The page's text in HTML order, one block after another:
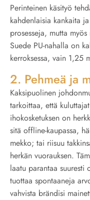
Perinteinen käsityö
kahdenlaisia kankaita
prosesseja, mutta
Suede PU-nahalla on
kerroksessa, vain 1,25
2. Pehmeä ja
Kaksipuolinen
tarkoittaa, että
ihokosketuksen on
sitä offline-kaupassa,
mekko; tai riisuu
herkän vuorauksen.
laatu parantaa suuresti
tuottaa spontaaneja
vahvista brändisi